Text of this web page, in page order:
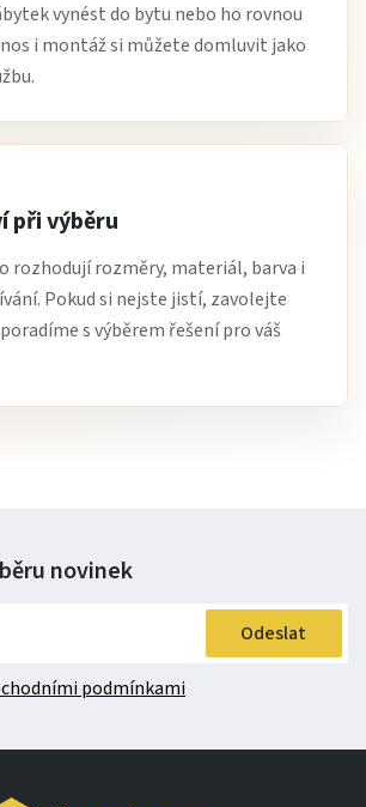
vynést do bytu nebo ho rovnou
i montáž si můžete domluvit jako
při výběru
rozhodují rozměry, materiál, barva i
Pokud si nejste jistí, zavolejte
s výběrem řešení pro váš
novinek
Odeslat
podmínkami